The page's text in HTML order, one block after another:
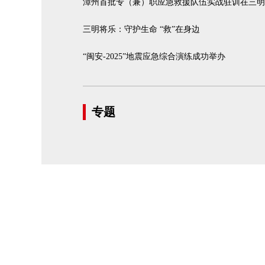
漳州首批专（兼）职应急救援队伍实战驻训在三
三明将乐：守护生命 “救”在身边
“闽安-2025”地震应急综合演练成功举办
专题